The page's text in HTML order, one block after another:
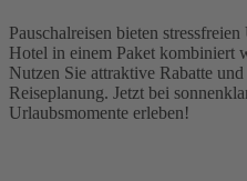
Pauschalreisen bieten
Hotel in einem Paket kombiniert
Nutzen Sie attraktive Rabatte
Reiseplanung. Jetzt bei
Urlaubsmomente erleben!